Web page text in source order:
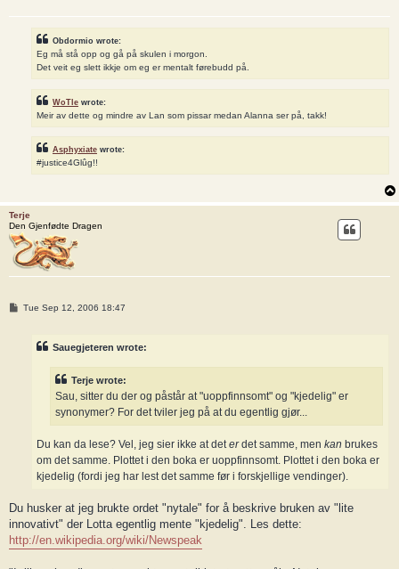
Obdormio wrote:
Eg må stå opp og gå på skulen i morgon.
Det veit eg slett ikkje om eg er mentalt førebudd på.
WoTle wrote:
Meir av dette og mindre av Lan som pissar medan Alanna ser på, takk!
Asphyxiate wrote:
#justice4Glûg!!
Terje
Den Gjenfødte Dragen
PTue Sep 12, 2006 18:47
Sauegjeteren wrote:
Terje wrote:
Sau, sitter du der og påstår at "uoppfinnsomt" og "kjedelig" er
synonymer? For det tviler jeg på at du egentlig gjør...
Du kan da lese? Vel, jeg sier ikke at deterdet samme, men kan brukes
om det samme. Plottet i den boka er uoppfinnsomt. Plottet i den boka er
kjedelig (fordi jeg har lest det samme før i forskjellige vendinger).
Du husker at jeg brukte ordet "nytale" for å beskrive bruken av "lite
innovativt" der Lotta egentlig mente "kjedelig". Les dette:
http://en.wikipedia.org/wiki/Newspeak